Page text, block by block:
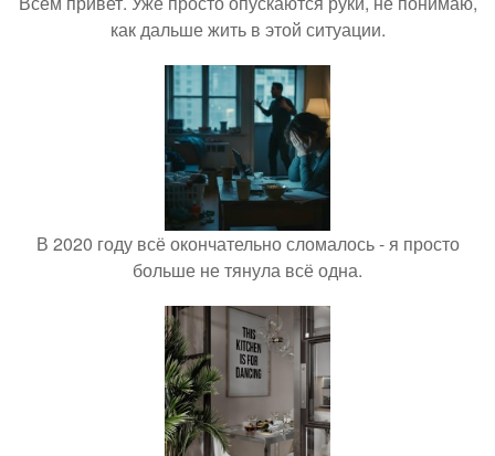
как дальше жить в этой ситуации.
В 2020 году всё окончательно сломалось - я просто
больше не тянула всё одна.